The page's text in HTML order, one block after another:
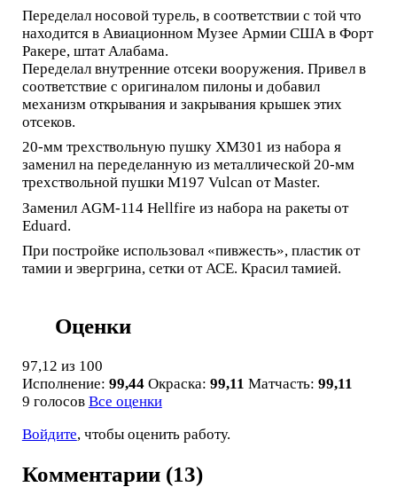
Переделал носовой турель, в соответствии с той что
находится в Авиационном Музее Армии США в Форт
Ракере, штат Алабама.
Переделал внутренние отсеки вооружения. Привел в
соответствие с оригиналом пилоны и добавил
механизм открывания и закрывания крышек этих
отсеков.
20-мм трехствольную пушку XM301 из набора я
заменил на переделанную из металлической 20-мм
трехствольной пушки M197 Vulcan от Master.
Заменил AGM-114 Hellfire из набора на ракеты от
Eduard.
При постройке использовал «пивжесть», пластик от
тамии и эвергрина, сетки от АСЕ. Красил тамией.
Оценки
97,12 из 100
Исполнение: 99,44 Окраска: 99,11 Матчасть: 99,11
9 голосов Все оценки
Войдите, чтобы оценить работу.
Комментарии (13)